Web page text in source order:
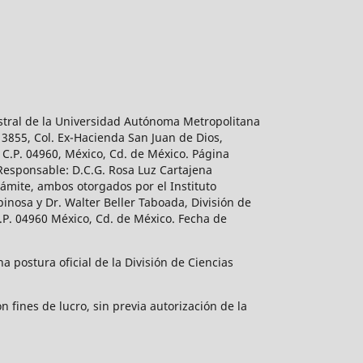
de la Universidad Autónoma Metropolitana
Col. Ex-Hacienda San Juan de Dios,
04960, México, Cd. de México. Página
D.C.G. Rosa Luz Cartajena
ambos otorgados por el Instituto
y Dr. Walter Beller Taboada, División de
04960 México, Cd. de México. Fecha de
postura oficial de la División de Ciencias
fines de lucro, sin previa autorización de la